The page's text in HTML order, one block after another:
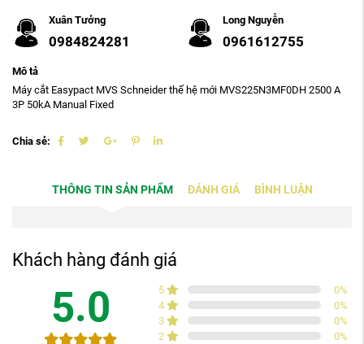
Xuân Tưởng
0984824281
Long Nguyễn
0961612755
Mô tả
Máy cắt Easypact MVS Schneider thế hệ mới MVS225N3MF0DH 2500 A
3P 50kA Manual Fixed
Chia sẻ:
THÔNG TIN SẢN PHẨM ĐÁNH GIÁ BÌNH LUẬN
Khách hàng đánh giá
5.0 5 0%
4
0%
3
0%
2
0%